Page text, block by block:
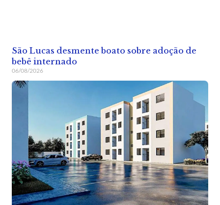
São Lucas desmente boato sobre adoção de
bebê internado
06/08/2026